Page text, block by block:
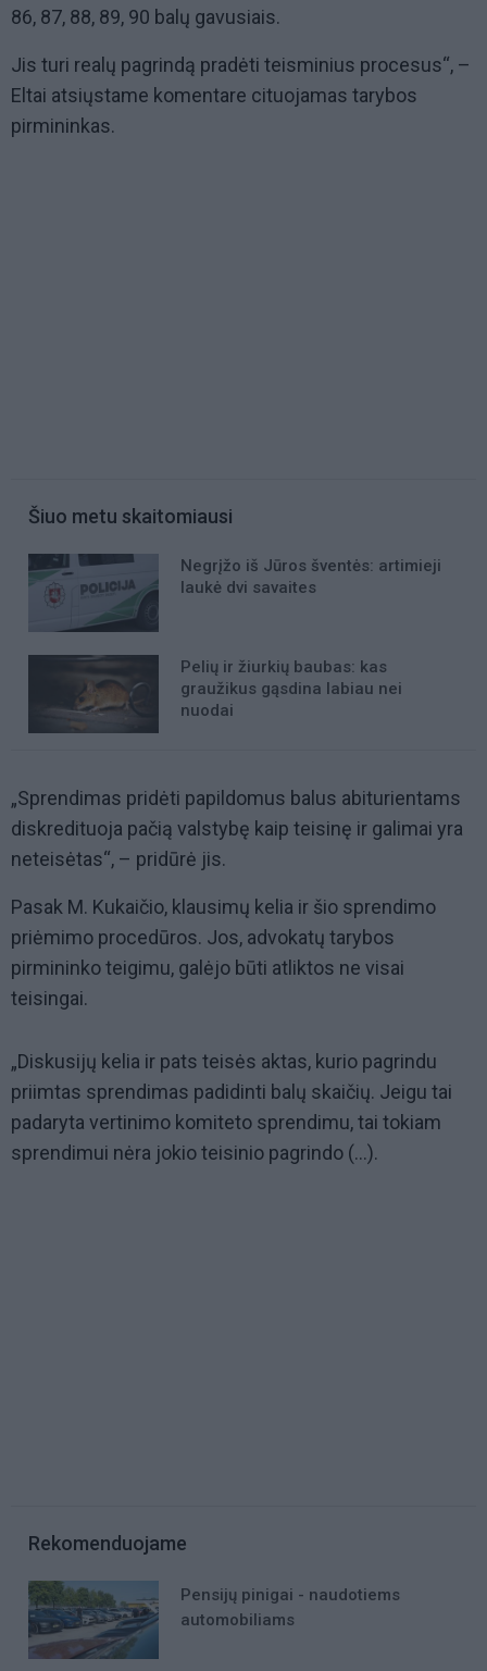
86, 87, 88, 89, 90 balų gavusiais.
Jis turi realų pagrindą pradėti teisminius procesus“, –
Eltai atsiųstame komentare cituojamas tarybos
pirmininkas.
Šiuo metu skaitomiausi
Negrįžo iš Jūros šventės: artimieji
laukė dvi savaites
Pelių ir žiurkių baubas: kas
graužikus gąsdina labiau nei
nuodai
„Sprendimas pridėti papildomus balus abiturientams
diskredituoja pačią valstybę kaip teisinę ir galimai yra
neteisėtas“, – pridūrė jis.
Pasak M. Kukaičio, klausimų kelia ir šio sprendimo
priėmimo procedūros. Jos, advokatų tarybos
pirmininko teigimu, galėjo būti atliktos ne visai
teisingai.
„Diskusijų kelia ir pats teisės aktas, kurio pagrindu
priimtas sprendimas padidinti balų skaičių. Jeigu tai
padaryta vertinimo komiteto sprendimu, tai tokiam
sprendimui nėra jokio teisinio pagrindo (…).
Rekomenduojame
Pensijų pinigai - naudotiems
automobiliams